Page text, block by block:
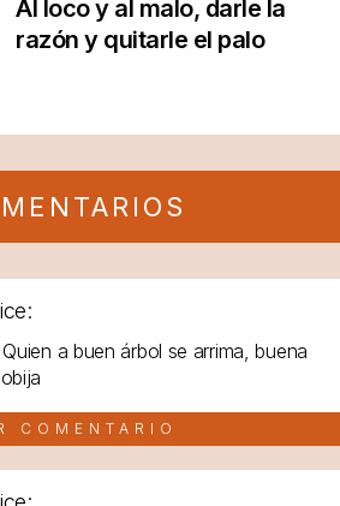
Al loco y al malo, darle la
razón y quitarle el palo
a buen árbol se arrima, buena
COMENTARIO